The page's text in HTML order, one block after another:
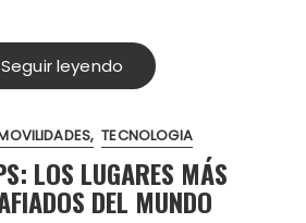
Seguir leyendo
TECNOLOGIA
LOS LUGARES MÁS
DEL MUNDO